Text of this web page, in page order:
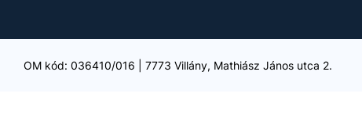
OM kód: 036410/016 7773 Villány, Mathiász János utca 2.